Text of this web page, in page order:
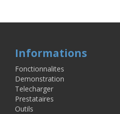
Informations
Fonctionnalites
Demonstration
Telecharger
Prestataires
Outils